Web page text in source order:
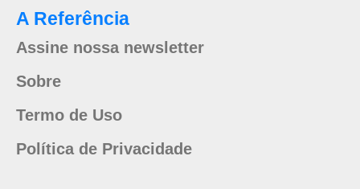
A Referência
Assine nossa newsletter
Sobre
Termo de Uso
Política de Privacidade